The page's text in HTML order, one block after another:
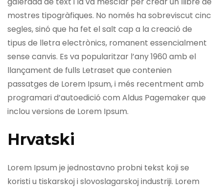
mostres tipogràfiques. No només ha sobreviscut cinc
segles, sinó que ha fet el salt cap a la creació de
tipus de lletra electrònics, romanent essencialment
sense canvis. Es va popularitzar l’any 1960 amb el
llançament de fulls Letraset que contenien
passatges de Lorem Ipsum, i més recentment amb
programari d’autoedició com Aldus Pagemaker que
inclou versions de Lorem Ipsum.
Hrvatski
Lorem Ipsum je jednostavno probni tekst koji se
koristi u tiskarskoj i slovoslagarskoj industriji. Lorem